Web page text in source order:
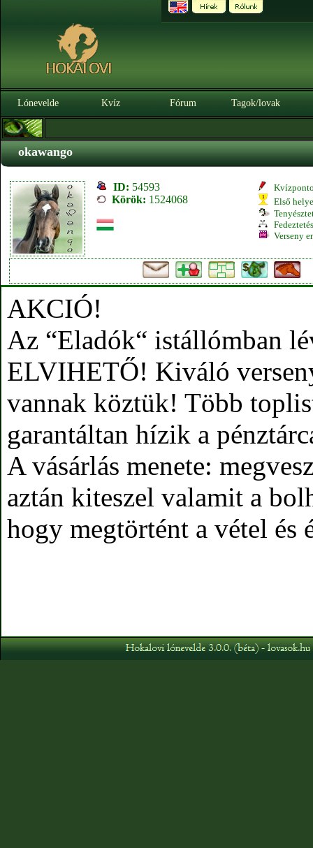
Lónevelde Kvíz Fórum Tagok/lovak
okawango
ID: 54593
Körök: 1524068
Első
Verseny